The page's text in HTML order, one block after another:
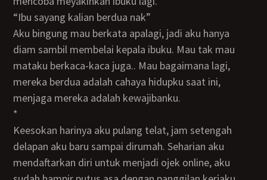
“Ibu sayang kalian berdua nak”
Aku bingung mau berkata apalagi, jadi aku hanya
diam sambil membelai kepala ibuku. Mau tak mau
mataku berkaca-kaca juga.. Mau bagaimana lagi,
mereka berdua adalah cahaya hidupku saat ini,
menjaga mereka adalah kewajibanku.
*
Keesokan harinya aku pulang telat, jam setengah
delapan aku baru sampai dirumah. Seharian aku
mendaftarkan diri untuk menjadi ojek online, aku